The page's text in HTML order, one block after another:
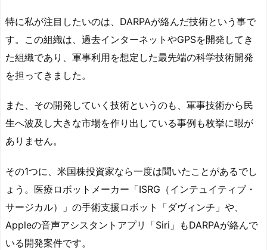
特に私が注目したいのは、DARPAが絡んだ技術という事で
す。この組織は、過去インターネットやGPSを開発してき
た組織であり、軍事利用を想定した最先端の科学技術開発
を担ってきました。
また、その開発していく技術というのも、軍事技術から民
生へ波及し大きな市場を作り出している事例も枚挙に暇が
ありません。
その1つに、米国株投資家なら一度は聞いたことがあるでし
ょう。医療ロボットメーカー「ISRG（インテュイティブ・
サージカル）」の手術支援ロボット「ダヴィンチ」や、
Appleの音声アシスタントアプリ「Siri」もDARPAが絡んで
いる開発案件です。